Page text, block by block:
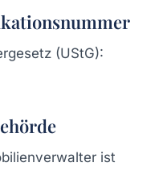
(UStG):
ist